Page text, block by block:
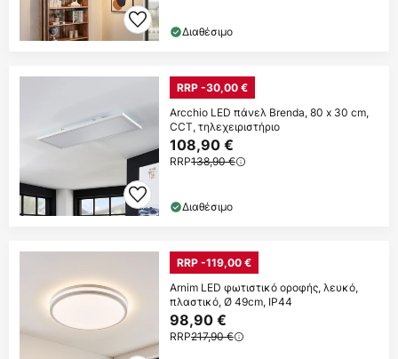
Διαθέσιμο
RRP -30,00 €
Arcchio LED πάνελ Brenda, 80 x 30 cm,
CCT, τηλεχειριστήριο
108,90 €
RRP138,90 €
Διαθέσιμο
RRP -119,00 €
Arnim LED φωτιστικό οροφής, λευκό,
πλαστικό, Ø 49cm, IP44
98,90 €
RRP217,90 €